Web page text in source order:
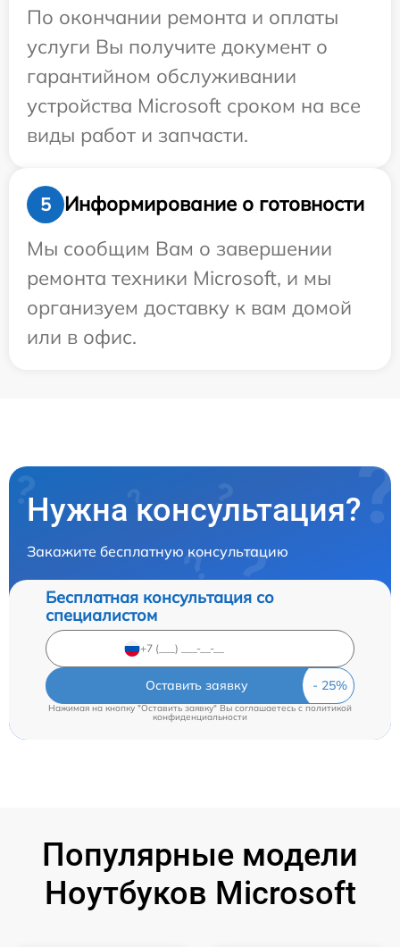
По окончании ремонта и оплаты
услуги Вы получите документ о
гарантийном обслуживании
устройства Microsoft сроком на все
виды работ и запчасти.
5
Информирование о готовности
Мы сообщим Вам о завершении
ремонта техники Microsoft, и мы
организуем доставку к вам домой
или в офис.
Нужна консультация?
Закажите бесплатную консультацию
Бесплатная консультация со
специалистом
Оставить заявку
Нажимая на кнопку "Оставить заявку" Вы соглашаетесь cполитикой
конфиденциальности
Популярные модели
Ноутбуков Microsoft